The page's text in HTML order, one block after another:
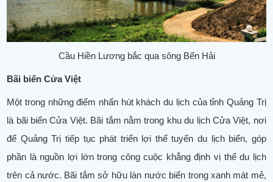
Cầu Hiền Lương bắc qua sông Bến Hải
Bãi biển Cửa Việt
Một trong những điểm nhấn hút khách du lịch của tỉnh Quảng Trị
là bãi biển Cửa Việt. Bãi tắm nằm trong khu du lịch Cửa Việt, nơi
để Quảng Trị tiếp tục phát triển lợi thế tuyến du lịch biển, góp
phần là nguồn lợi lớn trong công cuộc khẳng định vị thế du lịch
trên cả nước. Bãi tắm sở hữu làn nước biển trong xanh mát mẻ,